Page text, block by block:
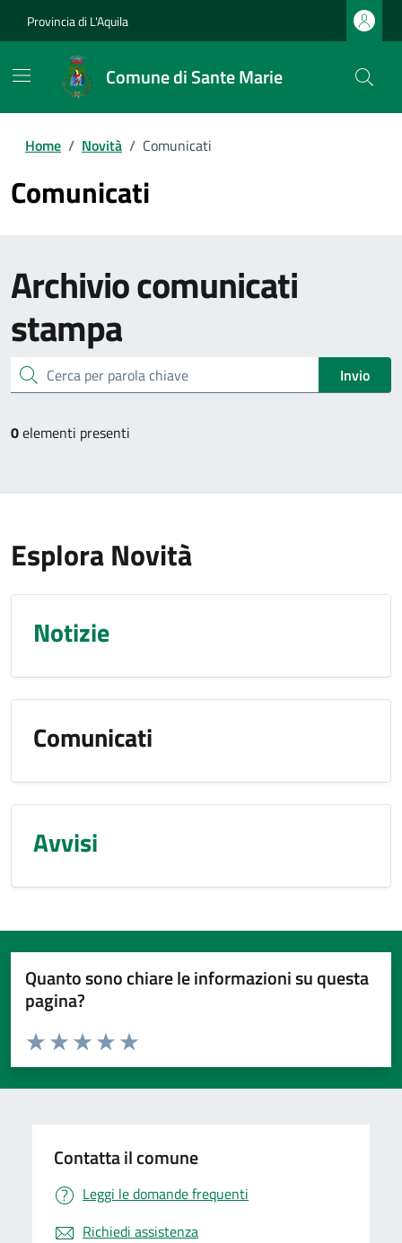
Provincia di L'Aquila
Comune di Sante Marie
Home / Novità / Comunicati
Comunicati
Archiviocomunicati
stampa
cerca Invio
0elementi presenti
Esplora Novità
Notizie
Comunicati
Avvisi
Quanto sono chiare le informazioni su questa
pagina?
Valuta da 1 a 5 stelle la pagina
Valuta 5 stelle su 5
Valuta 4 stelle su 5
Valuta 3 stelle su 5
Valuta 2 stelle su 5
Valuta 1 stelle su 5
Contatta il comune
Leggi le domande frequenti
Richiedi assistenza